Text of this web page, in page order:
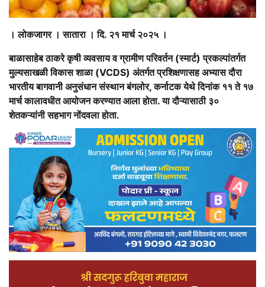
। लोकजागर । सातारा । दि. २१ मार्च २०२५ ।
बाळासाहेब ठाकरे कृषी व्यवसाय व ग्रामीण परिवर्तन (स्मार्ट) प्रकल्पांतर्गत
मुल्यसाखळी विकास शाळा (VCDS) अंतर्गत प्रशिक्षणासह अभ्यास दौरा
भारतीय बागवानी अनुसंधान संस्थान बंगलोर, कर्नाटक येथे दिनांक ११ ते १७
मार्च कालावधीत आयोजन करण्यात आला होता. या दौऱ्यासाठी ३०
शेतकऱ्यांनी सहभाग नोंदवला होता.